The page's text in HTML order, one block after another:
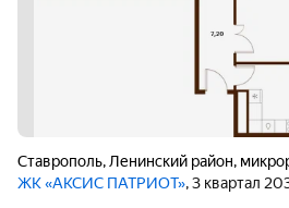
Ставрополь, Ленинский район,
ЖК «АКСИС ПАТРИОТ», 3 квартал